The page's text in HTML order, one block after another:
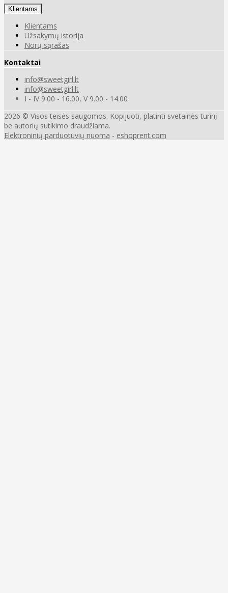
Klientams
Klientams
Užsakymų istorija
Norų sąrašas
Kontaktai
info@sweetgirl.lt
info@sweetgirl.lt
I - IV 9.00 - 16.00, V 9.00 - 14.00
2026 © Visos teisės saugomos. Kopijuoti, platinti svetainės turinį
be autorių sutikimo draudžiama.
Elektroninių parduotuvių nuoma - eshoprent.com